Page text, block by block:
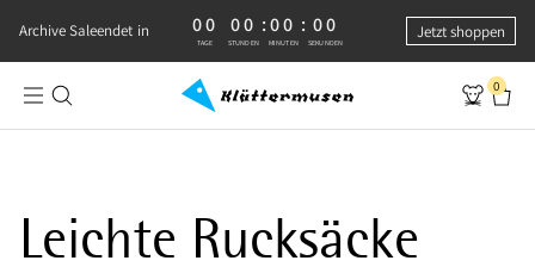
Archive Saleendet in
0 TAGE, 0 STUNDEN, 0 MINUTEN, 0 SEKUNDEN
00
TAGE
00
STUNDEN
: 00
MINUTEN
: 00
SEKUNDEN
Jetzt shoppen
0
Leichte Rucksäcke